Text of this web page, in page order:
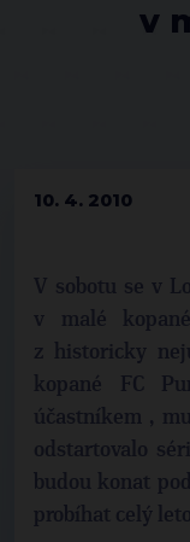
v
10. 4. 2010
V sobotu se v
v malé
z historicky
kopané FC
účastníkem ,
odstartovalo
budou konat
probíhat celý